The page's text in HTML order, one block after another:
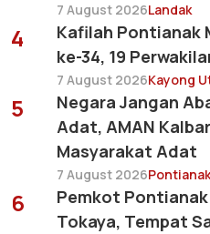
7 August 2026Landak
4
Kafilah Pontianak
ke-34, 19
7 August 2026Kayong
5
Negara Jangan
Adat, AMAN
Masyarakat Adat
7 August 2026Pontianak
6
Pemkot
Tokaya, Tempat